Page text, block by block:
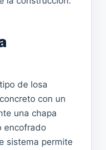
de losa
con un
una chapa
encofrado
sistema permite